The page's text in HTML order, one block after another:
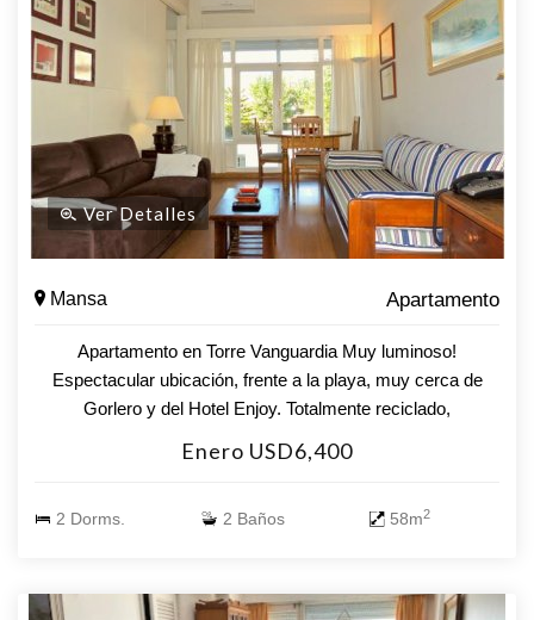
Ver Detalles
Mansa Apartamento
Apartamento en Torre Vanguardia Muy luminoso!
Espectacular ubicación, frente a la playa, muy cerca de
Gorlero y del Hotel Enjoy. Totalmente reciclado,
cocina integrada, 2 dormitorios, 2 baños. Cuenta con 1
comedor, cocina combinada, heladera con freezer,
Sanitaria nueva y baños nuevos... Amenities: Cuenta con
Enero USD6,400
2 Dorms. 2 Baños 58m2